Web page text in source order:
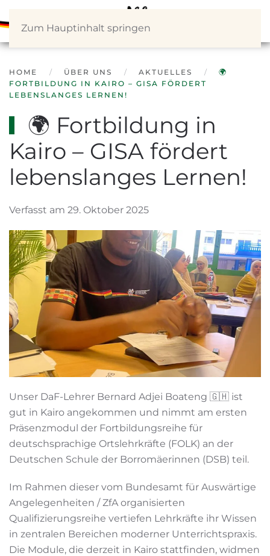
Zum Hauptinhalt springen
HOME ÜBER UNS AKTUELLES
🌍
FORTBILDUNG IN KAIRO – GISA FÖRDERT
LEBENSLANGES LERNEN!
🌍 Fortbildung in
Kairo – GISA fördert
lebenslanges Lernen!
Verfasst am 29. Oktober 2025
Unser DaF-Lehrer Bernard Adjei Boateng 🇬🇭 ist
gut in Kairo angekommen und nimmt am ersten
Präsenzmodul der Fortbildungsreihe für
deutschsprachige Ortslehrkräfte (FOLK) an der
Deutschen Schule der Borromäerinnen (DSB) teil.
Im Rahmen dieser vom Bundesamt für Auswärtige
Angelegenheiten / ZfA organisierten
Qualifizierungsreihe vertiefen Lehrkräfte ihr Wissen
in zentralen Bereichen moderner Unterrichtspraxis.
Die Module, die derzeit in Kairo stattfinden, widmen